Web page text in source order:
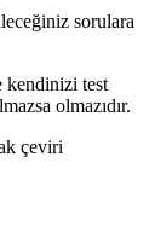
sorulara
kendinizi test
olmazıdır.
çeviri